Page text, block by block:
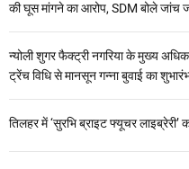
की घूस मांगने का आरोप, SDM बोले जांच
न्योली शुगर फैक्ट्री नगरिया के मुख्य
ट्रेंच विधि से मानसून गन्ना बुवाई का
तिलहर में ‘सुरभि ब्राइट फ्यूचर लाइब्रेरी’